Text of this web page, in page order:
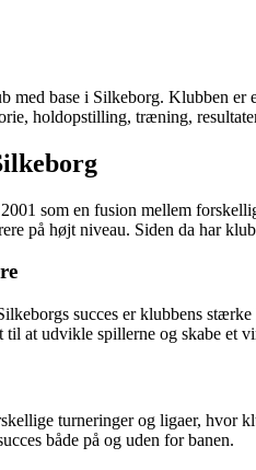
med base i Silkeborg. Klubben er
holdopstilling, træning,
som en fusion mellem
på højt niveau. Siden da har
succes er klubbens
at udvikle spillerne og skabe et
turneringer og ligaer, hvor
både på og uden for banen.